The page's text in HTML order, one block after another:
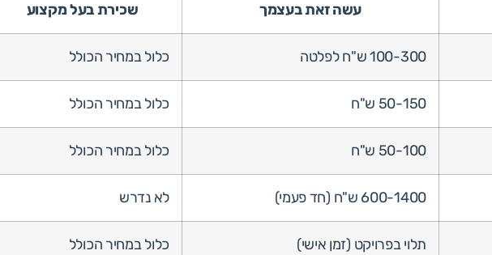
עשה זאת בעצמך שכירת בעל מקצוע
100-300 ש"ח לפלטה כלול במחיר הכולל
50-150 ש"ח כלול במחיר הכולל
50-100 ש"ח כלול במחיר הכולל
600-1400 ש"ח (חד פעמי) לא נדרש
תלוי בפרויקט (זמן אישי) כלול במחיר הכולל